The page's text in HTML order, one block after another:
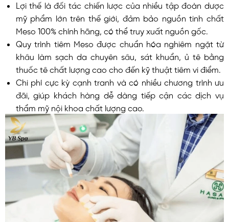
Lợi thế là đối tác chiến lược của nhiều tập đoàn dược
mỹ phẩm lớn trên thế giới, đảm bảo nguồn tinh chất
Meso 100% chính hãng, có thể truy xuất nguồn gốc.
Quy trình tiêm Meso được chuẩn hóa nghiêm ngặt từ
khâu làm sạch da chuyên sâu, sát khuẩn, ủ tê bằng
thuốc tê chất lượng cao cho đến kỹ thuật tiêm vi điểm.
Chi phí cực kỳ cạnh tranh và có nhiều chương trình ưu
đãi, giúp khách hàng dễ dàng tiếp cận các dịch vụ
thẩm mỹ nội khoa chất lượng cao.